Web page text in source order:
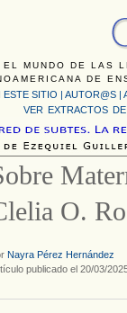
EL MUNDO DE LAS
DE
ESTE SITIO | AUTOR@S |
VER EXTRACTOS
O.
Nayra Pérez Hernández
publicado el 20/03/